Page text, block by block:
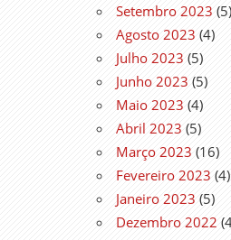
Setembro 2023 (5)
Agosto 2023 (4)
Julho 2023 (5)
Junho 2023 (5)
Maio 2023 (4)
Abril 2023 (5)
Março 2023 (16)
Fevereiro 2023 (4)
Janeiro 2023 (5)
Dezembro 2022